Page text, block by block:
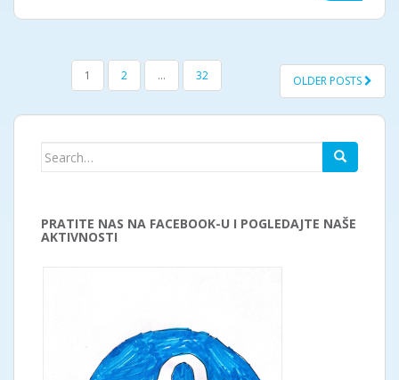
NAVIGATION
1 2 … 32 OLDER POSTS
Search
PRATITE NAS NA FACEBOOK-U I POGLEDAJTE NAŠE
AKTIVNOSTI